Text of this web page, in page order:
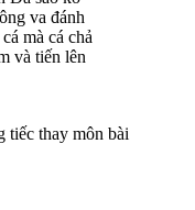
va đánh
mà cá chả
và tiến lên
tiếc thay môn bài